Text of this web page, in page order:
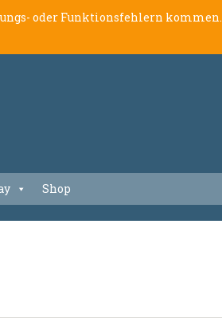
oder Funktionsfehlern kommen.
Shop